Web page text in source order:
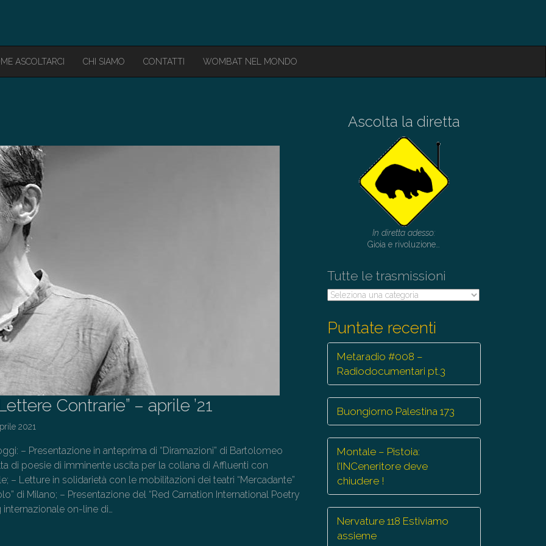
ASCOLTARCI CHI SIAMO CONTATTI WOMBAT NEL MONDO
Contrarie” – aprile ’21
2021
– Presentazione in anteprima di “Diramazioni” di Bartolomeo
di poesie di imminente uscita per la collana di Affluenti con
– Letture in solidarietà con le mobilitazioni dei teatri “Mercadante”
di Milano; – Presentazione del “Red Carnation International Poetry
internazionale on-line di…
Ascolta la diretta
In diretta adesso:
Gioia e rivoluzione…
Tutte le trasmissioni
Tutte
Puntate recenti
Metaradio #008 –
Radiodocumentari pt.3
Buongiorno Palestina 173
Montale – Pistoia:
l’INCeneritore deve
chiudere !
Nervature 118 Estiviamo
assieme